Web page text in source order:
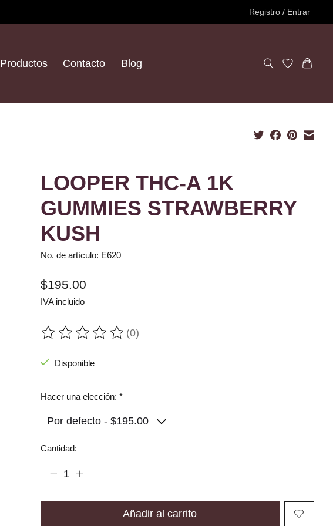
Registro / Entrar
Productos Contacto Blog
LOOPER THC-A 1K
GUMMIES STRAWBERRY
KUSH
No. de artículo: E620
$195.00
IVA incluido
The rating of this product is
(0)
Disponible
Hacer una elección: *
Cantidad:
Añadir al carrito